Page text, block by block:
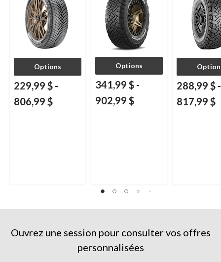
Options
229,99 $ -
806,99 $
Options
341,99 $ -
902,99 $
288,99 $ -
817,99 $
Ouvrez une session pour consulter vos offres
personnalisées